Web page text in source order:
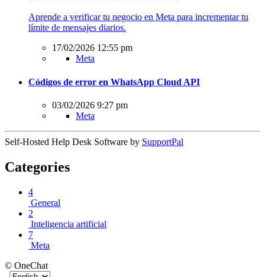
Aprende a verificar tu negocio en Meta para incrementar tu
límite de mensajes diarios.
17/02/2026 12:55 pm
Meta
Códigos de error en WhatsApp Cloud API
03/02/2026 9:27 pm
Meta
Self-Hosted Help Desk Software by SupportPal
Categories
4
General
2
Inteligencia artificial
7
Meta
© OneChat